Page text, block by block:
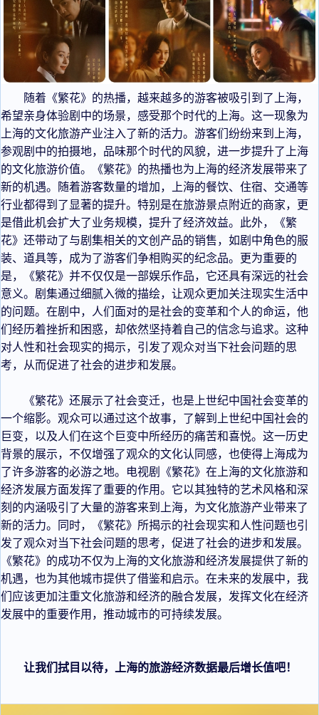
随着《繁花》的热播，越来越多的游客被吸引到了上海，
希望亲身体验剧中的场景，感受那个时代的上海。这一现象为
上海的文化旅游产业注入了新的活力。游客们纷纷来到上海，
参观剧中的拍摄地，品味那个时代的风貌，进一步提升了上海
的文化旅游价值。《繁花》的热播也为上海的经济发展带来了
新的机遇。随着游客数量的增加，上海的餐饮、住宿、交通等
行业都得到了显著的提升。特别是在旅游景点附近的商家，更
是借此机会扩大了业务规模，提升了经济效益。此外，《繁
花》还带动了与剧集相关的文创产品的销售，如剧中角色的服
装、道具等，成为了游客们争相购买的纪念品。更为重要的
是，《繁花》并不仅仅是一部娱乐作品，它还具有深远的社会
意义。剧集通过细腻入微的描绘，让观众更加关注现实生活中
的问题。在剧中，人们面对的是社会的变革和个人的命运，他
们经历着挫折和困惑，却依然坚持着自己的信念与追求。这种
对人性和社会现实的揭示，引发了观众对当下社会问题的思
考，从而促进了社会的进步和发展。
《繁花》还展示了社会变迁，也是上世纪中国社会变革的
一个缩影。观众可以通过这个故事，了解到上世纪中国社会的
巨变，以及人们在这个巨变中所经历的痛苦和喜悦。这一历史
背景的展示，不仅增强了观众的文化认同感，也使得上海成为
了许多游客的必游之地。电视剧《繁花》在上海的文化旅游和
经济发展方面发挥了重要的作用。它以其独特的艺术风格和深
刻的内涵吸引了大量的游客来到上海，为文化旅游产业带来了
新的活力。同时，《繁花》所揭示的社会现实和人性问题也引
发了观众对当下社会问题的思考，促进了社会的进步和发展。
《繁花》的成功不仅为上海的文化旅游和经济发展提供了新的
机遇，也为其他城市提供了借鉴和启示。在未来的发展中，我
们应该更加注重文化旅游和经济的融合发展，发挥文化在经济
发展中的重要作用，推动城市的可持续发展。
让我们拭目以待，上海的旅游经济数据最后增长值吧！